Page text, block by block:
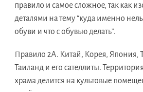
правило и самое сложное, так как
деталями на тему “куда именно
обуви и что с обувью делать”.
Правило 2А. Китай, Корея, Япония,
Таиланд и его сателлиты.
храма делится на культовые